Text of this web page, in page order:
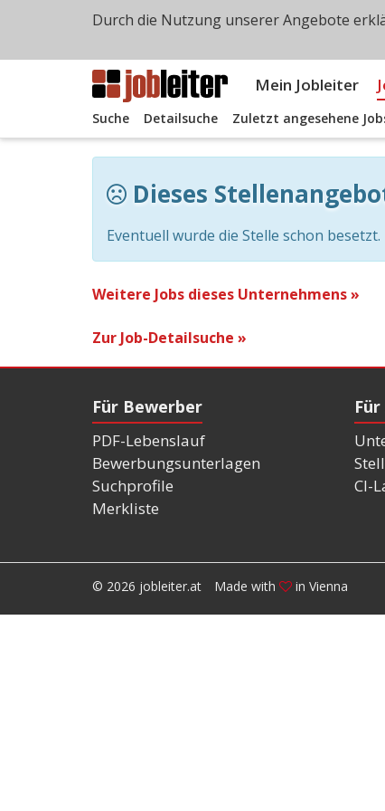
Mein Jobleiter
Suche Detailsuche Zuletzt angesehene
Dieses
Eventuell wurde die Stelle schon besetzt.
Weitere Jobs dieses Unternehmens »
Zur Job-Detailsuche »
Für Bewerber
PDF-Lebenslauf
Bewerbungsunterlagen
Suchprofile
Merkliste
CI-
© 2026 jobleiter.at Made with in Vienna
Durch die Nutzung unserer Angebote